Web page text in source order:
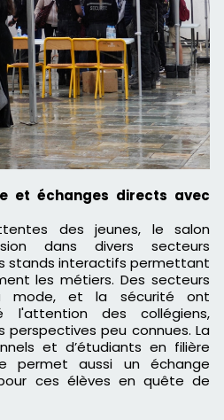
des jeunes, le salon
dans divers secteurs
stands interactifs permettant
les métiers. Des secteurs
mode, et la sécurité ont
l'attention des collégiens,
perspectives peu connues. La
et d’étudiants en filière
permet aussi un échange
ces élèves en quête de